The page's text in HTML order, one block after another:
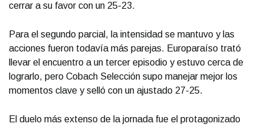
cerrar a su favor con un 25-23.
Para el segundo parcial, la intensidad se mantuvo y las
acciones fueron todavía más parejas. Europaraíso trató
llevar el encuentro a un tercer episodio y estuvo cerca de
lograrlo, pero Cobach Selección supo manejar mejor los
momentos clave y selló con un ajustado 27-25.
El duelo más extenso de la jornada fue el protagonizado